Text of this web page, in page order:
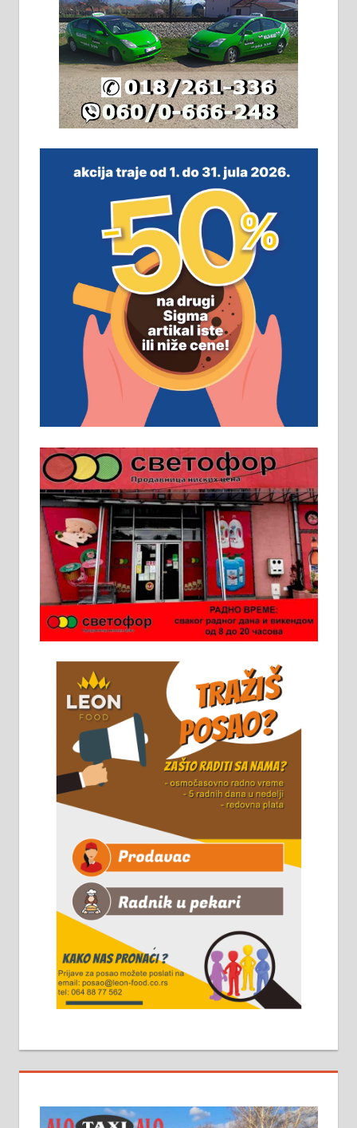
Издајем комплетно опремљену
халу на Житковачком путу, на
плацу површине око 7 ари.
064/321-80-51; 063/102-35-25
м2 са плацем од 8 ари у Зеленом
виру у Алексинцу. Могућа
замена. 064/21-63-584
ПОСЛОВНИ ОГЛАСИ
Рудник и флотација Рудник
д.о.о. Рудник запошљава 20
помоћника рудара. Услови:
Основна школа, пожељно радно
искуство на истим и сличним
пословима, али не и неопходан
услов. Обезбеђен смештај,
превоз, исхрана. 032/57-41-122 –
локал 22
Пружам услуге завршних радова
у грађевини, хидроизолације и
молерских радова. 061/25-28-058
Ало таксију потребан возач са Б
категоријом. 064/02-85-511
Потребна два радника за рад на
стоваришту „Липа промет” у
информација доћи лично на
стовариште у улици Максима
Горког 26 сваког радног дана од
8 до 15 часова. 063/465-045
Чистим све врсте димњака.
061/32-13-445